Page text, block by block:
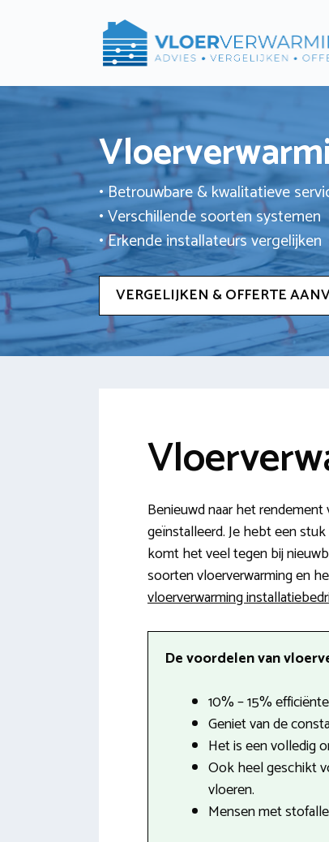
• Betrouwbare & kwalitatieve
• Verschillende soorten systemen
• Erkende installateurs vergelijken
VERGELIJKEN & OFFERTE
Benieuwd naar het
geïnstalleerd. Je hebt een
komt het veel tegen bij
soorten vloerverwarming en
vloerverwarming
De voordelen van
10% – 15%
Geniet van de
Het is een volledig
Ook heel geschikt
vloeren.
Mensen met